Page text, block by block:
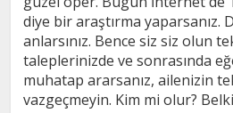
diye bir araştırma yaparsanız.
anlarsınız. Bence siz siz olun
taleplerinizde ve sonrasında
muhatap ararsanız, ailenizin
vazgeçmeyin. Kim mi olur?